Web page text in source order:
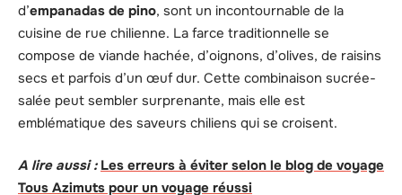
d’empanadas de pino, sont un incontournable de la
cuisine de rue chilienne. La farce traditionnelle se
compose de viande hachée, d’oignons, d’olives, de raisins
secs et parfois d’un œuf dur. Cette combinaison sucrée-
salée peut sembler surprenante, mais elle est
emblématique des saveurs chiliens qui se croisent.
A lire aussi : Les erreurs à éviter selon le blog de voyage
Tous Azimuts pour un voyage réussi